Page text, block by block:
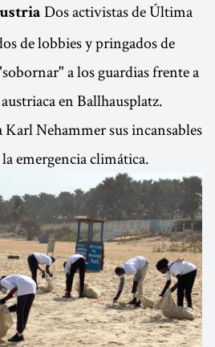
Dos activistas de Última
de lobbies y pringados de
a los guardias frente a
en Ballhausplatz.
Nehammer sus incansables
emergencia climática.